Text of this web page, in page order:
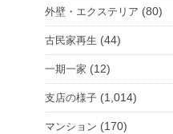
外壁・エクステリア (80)
古民家再生 (44)
一期一家 (12)
支店の様子 (1,014)
マンション (170)